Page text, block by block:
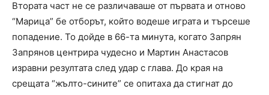
Втората част не се различаваше от първата и отново
“Марица” бе отборът, който водеше играта и търсеше
попадение. То дойде в 66-та минута, когато Запрян
Запрянов центрира чудесно и Мартин Анастасов
изравни резултата след удар с глава. До края на
срещата “жълто-сините” се опитаха да стигнат до